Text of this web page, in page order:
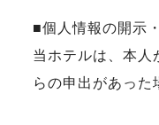
■個人情報の開示
当ホテルは、本人
らの申出があった